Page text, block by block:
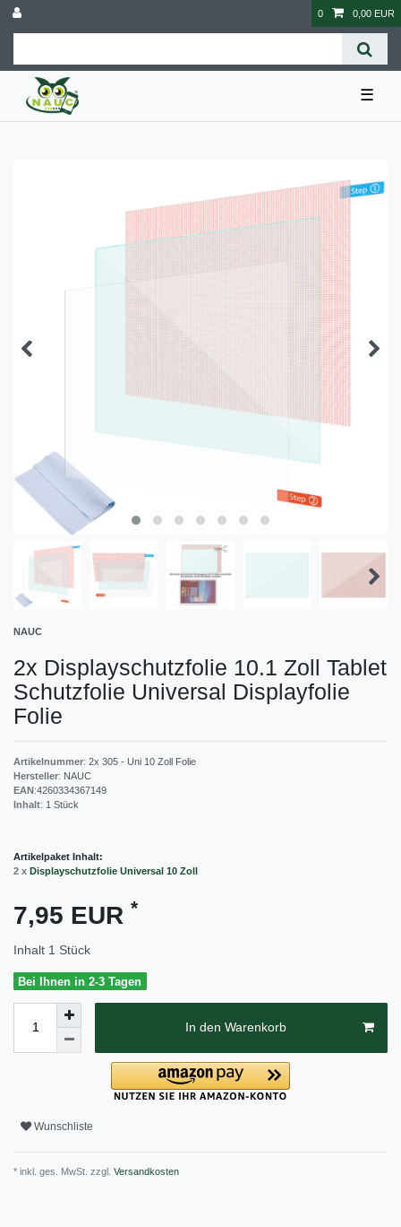
0 0,00 EUR
☰
NAUC
2x Displayschutzfolie 10.1 Zoll Tablet
Schutzfolie Universal Displayfolie
Folie
Artikelnummer: 2x 305 - Uni 10 Zoll Folie
Hersteller: NAUC
EAN:4260334367149
Inhalt: 1 Stück
Artikelpaket Inhalt:
2 x Displayschutzfolie Universal 10 Zoll
7,95 EUR *
Inhalt 1 Stück
Bei Ihnen in 2-3 Tagen
In den Warenkorb
Wunschliste
* inkl. ges. MwSt. zzgl. Versandkosten